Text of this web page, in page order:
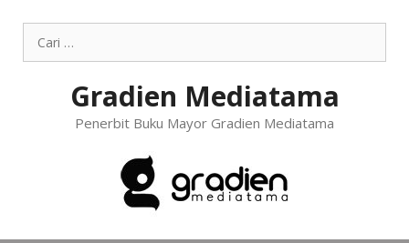
Gradien Mediatama
Penerbit Buku Mayor Gradien Mediatama